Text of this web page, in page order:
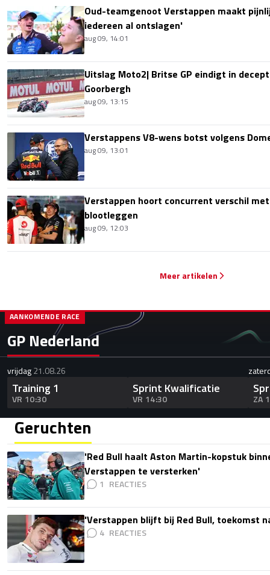
Oud-teamgenoot Verstappen maakt
iedereen al ontslagen'
aug 09, 14:01
Uitslag Moto2| Britse GP eindigt in
Goorbergh
aug 09, 13:15
Verstappens V8-wens botst volgens
aug 09, 13:01
Verstappen hoort concurrent verschil
blootleggen
aug 09, 12:03
Meer artikelen
GP Nederland
AANKOMENDE RACE
vrijdag21.08.26
Training 1
VR 10:30
Sprint Kwalificatie
VR 14:30 ZA
Geruchten
'Red Bull haalt Aston Martin-kopstuk
Verstappen te versterken'
1
'Verstappen blijft bij Red Bull, toekomst
4